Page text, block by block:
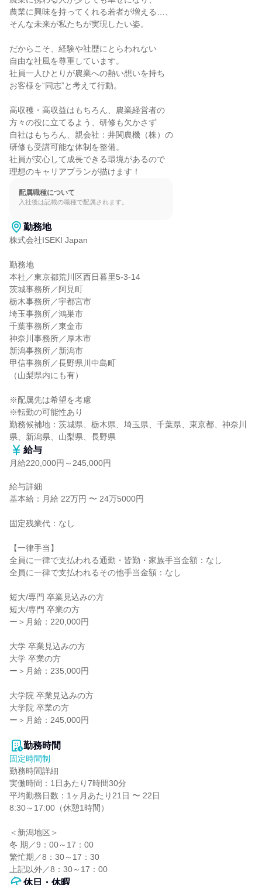
農業に興味を持ってくれる若者が増える…、
そんな未来が私たちが実現したい姿。
だからこそ、経験や社歴にとらわれない
自由な社風を尊重しています。
社員一人ひとりが農業への熱い想いを持ち
お客様を“同志”と考えて行動。
高収穫・高収益はもちろん、農業経営者の
方々の役に立てるよう、研修も欠かさず
自社はもちろん、親会社：井関農機（株）の
研修も受講可能な体制を整備。
社員が安心して成長できる環境があるので
理想のキャリアプランが描けます！
配属職種について
入社後は記載の職種で配属されます。
勤務地
株式会社ISEKI Japan
勤務地
本社／東京都荒川区西日暮里5-3-14
茨城事務所／阿見町
栃木事務所／宇都宮市
埼玉事務所／鴻巣市
千葉事務所／東金市
神奈川事務所／厚木市
新潟事務所／新潟市
甲信事務所／長野県川中島町
（山梨県内にも有）
※配属先は希望を考慮
※転勤の可能性あり
勤務候補地：茨城県、栃木県、埼玉県、千葉県、東京都、神奈川
県、新潟県、山梨県、長野県
給与
月給220,000円～245,000円
給与詳細
基本給：月給 22万円 〜 24万5000円
固定残業代：なし
【一律手当】
全員に一律で支払われる通勤・皆勤・家族手当金額：なし
全員に一律で支払われるその他手当金額：なし
短大/専門 卒業見込みの方
短大/専門 卒業の方
ー＞月給：220,000円
大学 卒業見込みの方
大学 卒業の方
ー＞月給：235,000円
大学院 卒業見込みの方
大学院 卒業の方
ー＞月給：245,000円
勤務時間
固定時間制
勤務時間詳細
実働時間：1日あたり7時間30分
平均勤務日数：1ヶ月あたり21日 〜 22日
8:30～17:00（休憩1時間）
＜新潟地区＞
冬 期／9：00～17：00
繁忙期／8：30～17：30
上記以外／8：30～17：00
休日・休暇